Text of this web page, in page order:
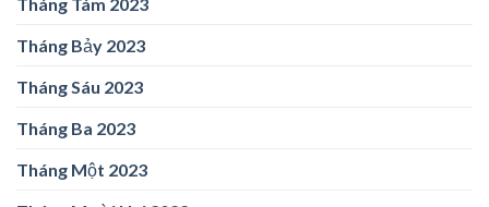
Tháng Bảy 2023
Tháng Sáu 2023
Tháng Ba 2023
Tháng Một 2023